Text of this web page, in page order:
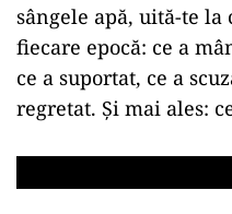
sângele apă, uită-te
fiecare epocă: ce a
ce a suportat, ce a
regretat. Și mai ales: